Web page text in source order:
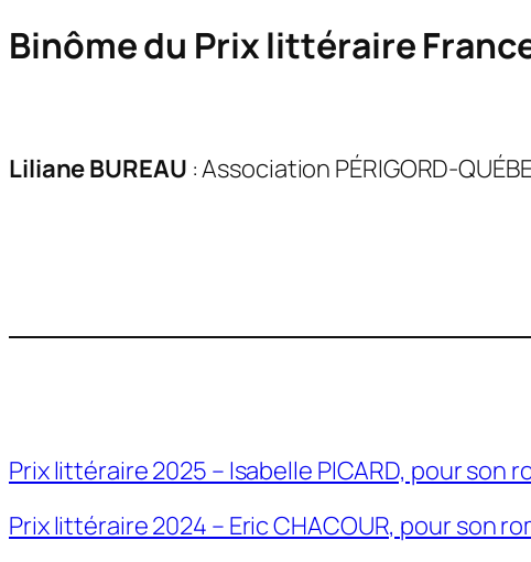
Binôme du Prix littéraire
Liliane BUREAU : Association PÉRIGORD-
Prix littéraire 2025 – Isabelle PICARD, pour son
Prix littéraire 2024 – Eric CHACOUR, pour son